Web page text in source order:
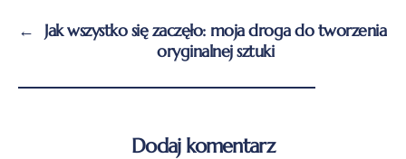
←
Jak wszystko się zaczęło: moja droga do tworzenia
oryginalnej sztuki
Dodaj komentarz